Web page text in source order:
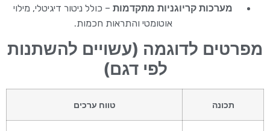
מערכות קריוגניות מתקדמות – כולל ניטור דיגיטלי, מילוי
אוטומטי והתראות חכמות.
מפרטים לדוגמה (עשויים להשתנות
לפי דגם)
תכונה טווח ערכים